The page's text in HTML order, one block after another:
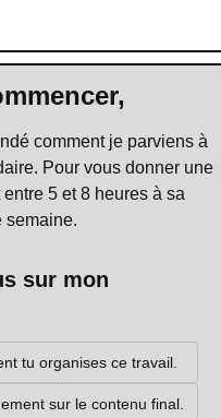
comment je parviens à
Pour vous donner une
5 et 8 heures à sa
semaine.
sur mon
tu organises ce travail.
sur le contenu final.